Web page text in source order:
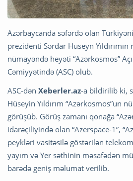
Azərbaycanda səfərdə olan
prezidenti Sərdar Hüseyn
nümayəndə heyəti “Azərkosmos”
Cəmiyyətində (ASC) olub.
ASC-dən Xeberler.az-a bildirilib ki,
Hüseyin Yıldırım “Azərkosmos”un
görüşüb. Görüş zamanı qonağa
idarəçiliyində olan “Azerspace-1”,
peykləri vasitəsilə göstərilən
yayım və Yer səthinin məsafədən
barədə geniş məlumat verilib.